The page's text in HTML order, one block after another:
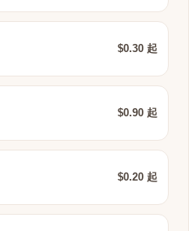
$0.30 起
$0.90 起
$0.20 起